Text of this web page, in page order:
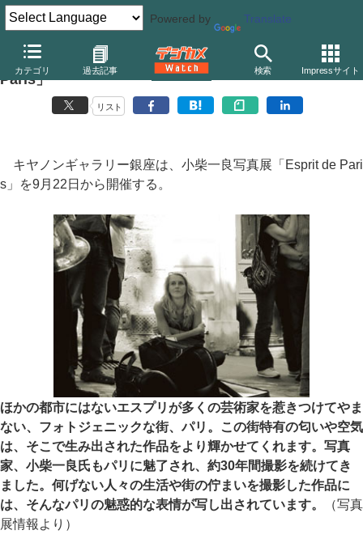
Powered by Translate
カテゴリ 過去記事 検索 Impressサイト
キヤノンギャラリー銀座、小柴一良写真展「Esprit de
Paris」
リスト
キヤノンギャラリー銀座は、小柴一良写真展「Esprit de Pari
s」を9月22日から開催する。
ほかの都市にはないエスプリが多くの芸術家を惹きつけてやま
ない、フォトジェニックな街、パリ。この街特有の匂いや空気
は、そこで生み出された作品をより輝かせてくれます。写真
家、小柴一良氏もパリに魅了され、約30年間撮影を続けてき
ました。何げない人々の生活や街の佇まいを撮影した作品に
は、そんなパリの魅惑的な表情が写し出されています。
（写真
展情報より）